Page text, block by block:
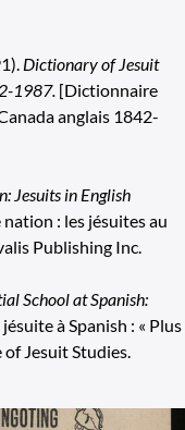
Dictionary of Jesuit
1987. [Dictionnaire
anglais 1842-
Jesuits in English
nation : les jésuites au
Publishing Inc.
School at Spanish:
à Spanish : « Plus
Jesuit Studies.